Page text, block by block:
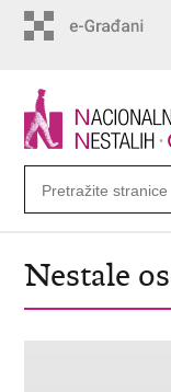
Nestale